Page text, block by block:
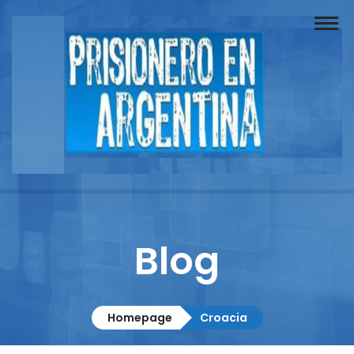
Buscador
Documentos
Contacto
Blog
Homepage Croacia